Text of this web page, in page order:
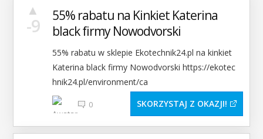
-9
▲
55% rabatu na Kinkiet Katerina
black firmy Nowodvorski
55% rabatu w sklepie Ekotechnik24.pl na kinkiet
Katerina black firmy Nowodvorski https://ekotec
hnik24.pl/environment/ca
0 SKORZYSTAJ Z OKAZJI